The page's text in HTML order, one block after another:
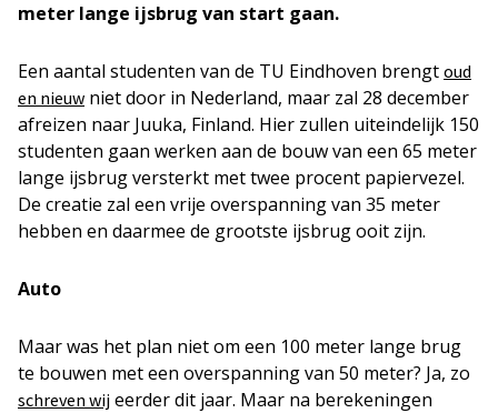
meter lange ijsbrug van start gaan.
Een aantal studenten van de TU Eindhoven brengt oud
en nieuw niet door in Nederland, maar zal 28 december
afreizen naar Juuka, Finland. Hier zullen uiteindelijk 150
studenten gaan werken aan de bouw van een 65 meter
lange ijsbrug versterkt met twee procent papiervezel.
De creatie zal een vrije overspanning van 35 meter
hebben en daarmee de grootste ijsbrug ooit zijn.
Auto
Maar was het plan niet om een 100 meter lange brug
te bouwen met een overspanning van 50 meter? Ja, zo
schreven wij eerder dit jaar. Maar na berekeningen